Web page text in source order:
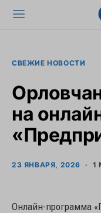
СВЕЖИЕ НОВОСТИ
на
23 ЯНВАРЯ, 2026 1
Онлайн-программа